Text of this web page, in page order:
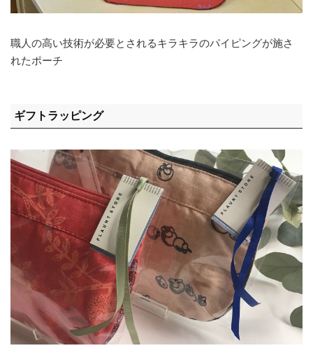
職人の高い技術が必要とされるキラキラのパイピングが施さ
れたポーチ
ギフトラッピング